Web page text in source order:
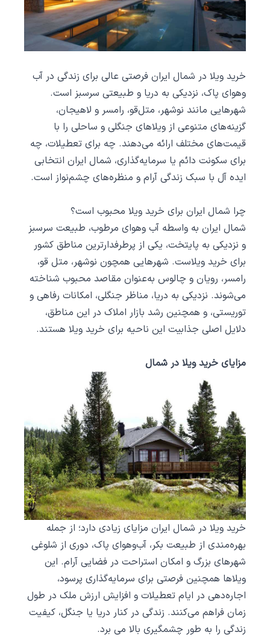
خرید ویلا در شمال ایران فرصتی عالی برای زندگی در آب
‌وهوای پاک، نزدیکی به دریا و طبیعتی سرسبز است.
شهرهایی مانند نوشهر، متل‌قو، رامسر و لاهیجان،
گزینه‌های متنوعی از ویلاهای جنگلی و ساحلی را با
قیمت‌های مختلف ارائه می‌دهند. چه برای تعطیلات، چه
برای سکونت دائم یا سرمایه‌گذاری، شمال ایران انتخابی
ایده ‌آل با سبک زندگی آرام و منظره‌های چشم‌نواز است.
چرا شمال ایران برای خرید ویلا محبوب است؟
شمال ایران به ‌واسطه آب ‌وهوای مرطوب، طبیعت سرسبز
و نزدیکی به پایتخت، یکی از پرطرفدارترین مناطق کشور
برای خرید ویلاست. شهرهایی همچون نوشهر، متل ‌قو،
رامسر، رویان و چالوس به‌عنوان مقاصد محبوب شناخته
می‌شوند. نزدیکی به دریا، مناظر جنگلی، امکانات رفاهی و
توریستی، و همچنین رشد بازار املاک در این مناطق،
دلایل اصلی جذابیت این ناحیه برای خرید ویلا هستند.
مزایای خرید ویلا در شمال
خرید ویلا در شمال ایران مزایای زیادی دارد؛ از جمله
بهره‌مندی از طبیعت بکر، آب‌وهوای پاک، دوری از شلوغی
شهرهای بزرگ و امکان استراحت در فضایی آرام. این
ویلاها همچنین فرصتی برای سرمایه‌گذاری پرسود،
اجاره‌دهی در ایام تعطیلات و افزایش ارزش ملک در طول
زمان فراهم می‌کنند. زندگی در کنار دریا یا جنگل، کیفیت
زندگی را به ‌طور چشمگیری بالا می‌ برد.